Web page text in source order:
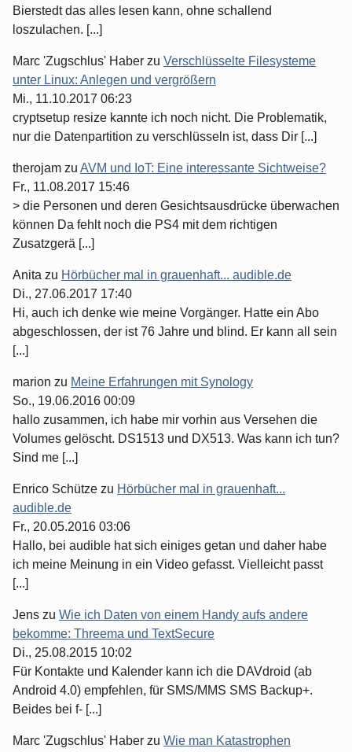
Bierstedt das alles lesen kann, ohne schallend
loszulachen. [...]
Marc 'Zugschlus' Haber zu Verschlüsselte Filesysteme
unter Linux: Anlegen und vergrößern
Mi., 11.10.2017 06:23
cryptsetup resize kannte ich noch nicht. Die Problematik,
nur die Datenpartition zu verschlüsseln ist, dass Dir [...]
therojam zu AVM und IoT: Eine interessante Sichtweise?
Fr., 11.08.2017 15:46
> die Personen und deren Gesichtsausdrücke überwachen
können Da fehlt noch die PS4 mit dem richtigen
Zusatzgerä [...]
Anita zu Hörbücher mal in grauenhaft... audible.de
Di., 27.06.2017 17:40
Hi, auch ich denke wie meine Vorgänger. Hatte ein Abo
abgeschlossen, der ist 76 Jahre und blind. Er kann all sein
[...]
marion zu Meine Erfahrungen mit Synology
So., 19.06.2016 00:09
hallo zusammen, ich habe mir vorhin aus Versehen die
Volumes gelöscht. DS1513 und DX513. Was kann ich tun?
Sind me [...]
Enrico Schütze zu Hörbücher mal in grauenhaft...
audible.de
Fr., 20.05.2016 03:06
Hallo, bei audible hat sich einiges getan und daher habe
ich meine Meinung in ein Video gefasst. Vielleicht passt
[...]
Jens zu Wie ich Daten von einem Handy aufs andere
bekomme: Threema und TextSecure
Di., 25.08.2015 10:02
Für Kontakte und Kalender kann ich die DAVdroid (ab
Android 4.0) empfehlen, für SMS/MMS SMS Backup+.
Beides bei f- [...]
Marc 'Zugschlus' Haber zu Wie man Katastrophen